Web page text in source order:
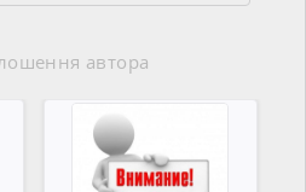
автора